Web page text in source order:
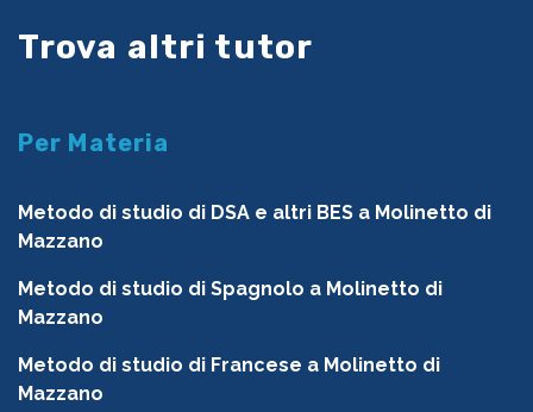
Trova altri tutor
Per Materia
Metodo di studio di DSA e altri BES a Molinetto di
Mazzano
Metodo di studio di Spagnolo a Molinetto di
Mazzano
Metodo di studio di Francese a Molinetto di
Mazzano